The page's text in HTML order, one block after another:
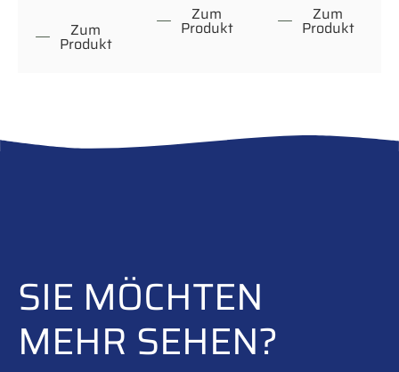
Zum
Produkt
Zum
Produkt
Zum
Produkt
SIE MÖCHTEN
MEHR SEHEN?